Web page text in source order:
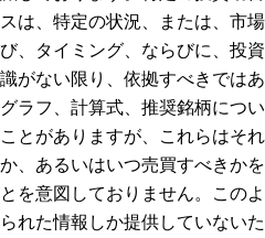
スは、特定の状況、または、市
び、タイミング、ならびに、投
識がない限り、依拠すべきでは
グラフ、計算式、推奨銘柄につ
ことがありますが、これらはそ
か、あるいはいつ売買すべきか
とを意図しておりません。この
られた情報しか提供していない